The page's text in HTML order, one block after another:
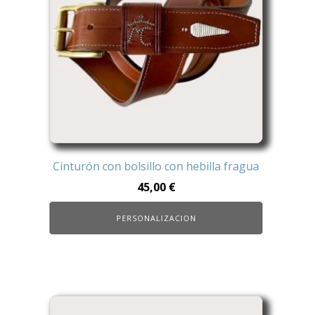
Cinturón con bolsillo con hebilla fragua
45,00 €
PERSONALIZACION
variantes.
Las
opciones
se
pueden
página
de